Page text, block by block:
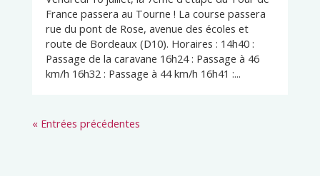
France passera au Tourne ! La course passera
rue du pont de Rose, avenue des écoles et
route de Bordeaux (D10). Horaires : 14h40 :
Passage de la caravane 16h24 : Passage à 46
km/h 16h32 : Passage à 44 km/h 16h41 :...
« Entrées précédentes